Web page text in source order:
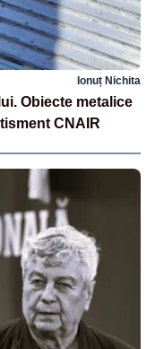
Ionuț Nichita
Obiecte metalice
CNAIR